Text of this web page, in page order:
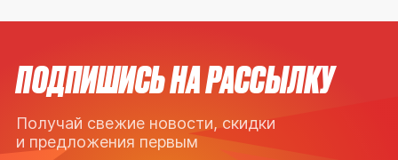
ПОДПИШИСЬ НА РАССЫЛКУ
Получай свежие новости, скидки
и предложения первым